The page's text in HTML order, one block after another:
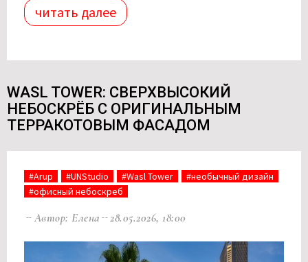
читать далее
WASL TOWER: СВЕРХВЫСОКИЙ
НЕБОСКРЁБ С ОРИГИНАЛЬНЫМ
ТЕРРАКОТОВЫМ ФАСАДОМ
#Arup #UNStudio #Wasl Tower
#необычный дизайн
#офисный небоскреб
Автор: Елена 28.05.2026, 18:00